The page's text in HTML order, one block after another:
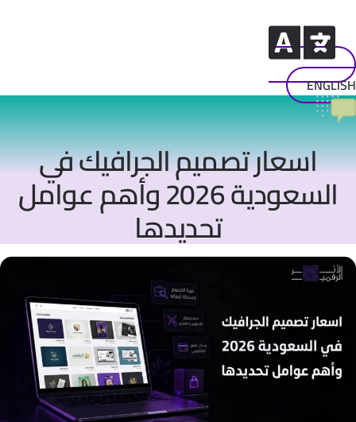
اسعار تصميم الجرافيك في
السعودية 2026 وأهم عوامل
تحديدها